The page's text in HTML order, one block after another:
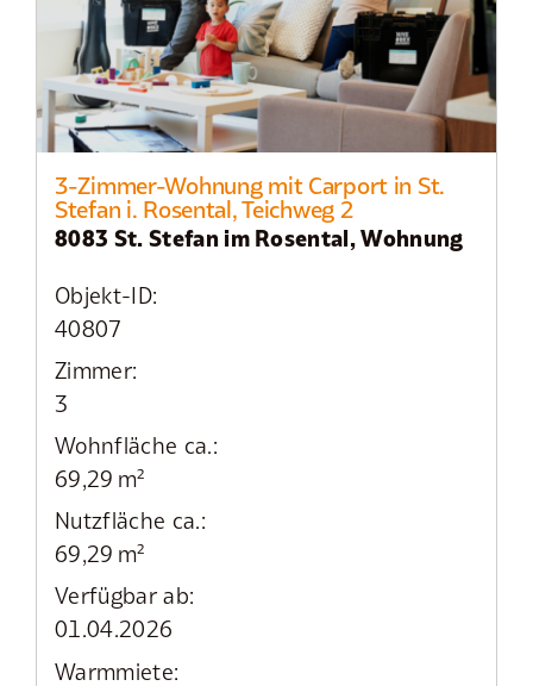
3-Zimmer-Wohnung mit Carport in St.
Stefan i. Rosental, Teichweg 2
8083 St. Stefan im Rosental, Wohnung
Objekt-ID:
40807
Zimmer:
3
Wohnfläche ca.:
69,29 m²
Nutzfläche ca.:
69,29 m²
Verfügbar ab:
01.04.2026
Warmmiete: